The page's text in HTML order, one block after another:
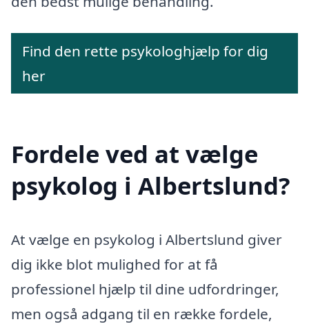
Find den rette psykologhjælp for dig
her
Fordele ved at vælge
psykolog i Albertslund?
At vælge en psykolog i Albertslund giver
dig ikke blot mulighed for at få
professionel hjælp til dine udfordringer,
men også adgang til en række fordele,